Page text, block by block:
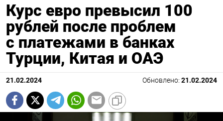
Курс евро превысил 100
рублей после проблем
с платежами в банках
Турции, Китая и ОАЭ
21.02.2024 Обновлено: 21.02.2024